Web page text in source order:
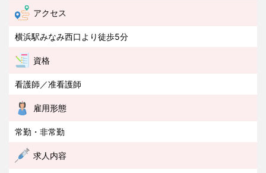
アクセス
横浜駅みなみ西口より徒歩5分
資格
看護師／准看護師
雇用形態
常勤・非常勤
求人内容